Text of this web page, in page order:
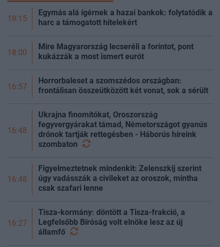
18:15
Egymás alá ígérnek a hazai bankok: folytatódik a
harc a támogatott hitelekért
18:00
Mire Magyarország lecseréli a forintot, pont
kukázzák a most ismert eurót
16:57
Horrorbaleset a szomszédos országban:
frontálisan összeütközött két vonat, sok a sérült
16:48
Ukrajna finomítókat, Oroszország
fegyvergyárakat támad, Németországot gyanús
drónok tartják rettegésben - Háborús híreink
szombaton
16:48
Figyelmeztetnek mindenkit: Zelenszkij szerint
úgy vadásszák a civileket az oroszok, mintha
csak szafari lenne
16:27
Tisza-kormány: döntött a Tisza-frakció, a
Legfelsőbb Bíróság volt elnöke lesz az új
államfő